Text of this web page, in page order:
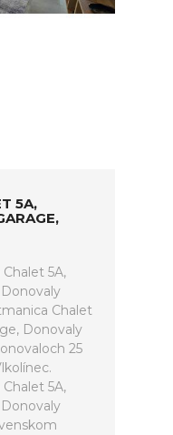
5A,
5A,
Chalet
Donovaly
25
5A,